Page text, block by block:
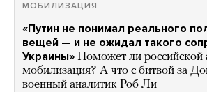
МОБИЛИЗАЦИЯ
«Путин не понимал реального
вещей — и не ожидал такого
Украины» Поможет ли российской
мобилизация? А что с битвой за
военный аналитик Роб Ли